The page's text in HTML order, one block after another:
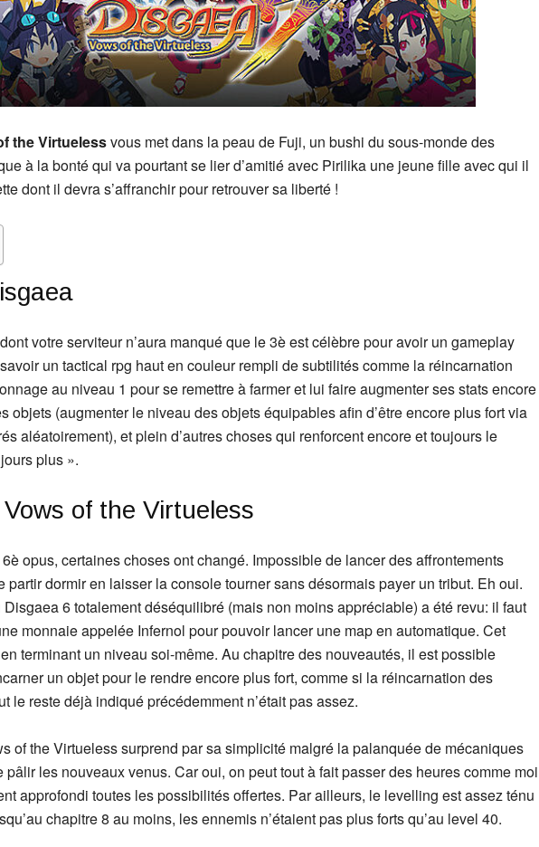
the Virtuelessvous met dans la peau de Fuji, un bushi du sous-monde des
à la bonté qui va pourtant se lier d’amitié avec Pirilika une jeune fille avec qui il
dont il devra s’affranchir pour retrouver sa liberté !
votre serviteur n’aura manqué que le 3è est célèbre pour avoir un gameplay
un tactical rpg haut en couleur rempli de subtilités comme la réincarnation
au niveau 1 pour se remettre à farmer et lui faire augmenter ses stats encore
objets (augmenter le niveau des objets équipables afin d’être encore plus fort via
aléatoirement), et plein d’autres choses qui renforcent encore et toujours le
plus ».
of the Virtueless
opus, certaines choses ont changé. Impossible de lancer des affrontements
partir dormir en laisser la console tourner sans désormais payer un tribut. Eh oui.
6 totalement déséquilibré (mais non moins appréciable) a été revu: il faut
monnaie appelée Infernol pour pouvoir lancer une map en automatique. Cet
terminant un niveau soi-même. Au chapitre des nouveautés, il est possible
un objet pour le rendre encore plus fort, comme si la réincarnation des
le reste déjà indiqué précédemment n’était pas assez.
of the Virtueless surprend par sa simplicité malgré la palanquée de mécaniques
pâlir les nouveaux venus. Car oui, on peut tout à fait passer des heures comme moi
approfondi toutes les possibilités offertes. Par ailleurs, le levelling est assez ténu
chapitre 8 au moins, les ennemis n’étaient pas plus forts qu’au level 40.